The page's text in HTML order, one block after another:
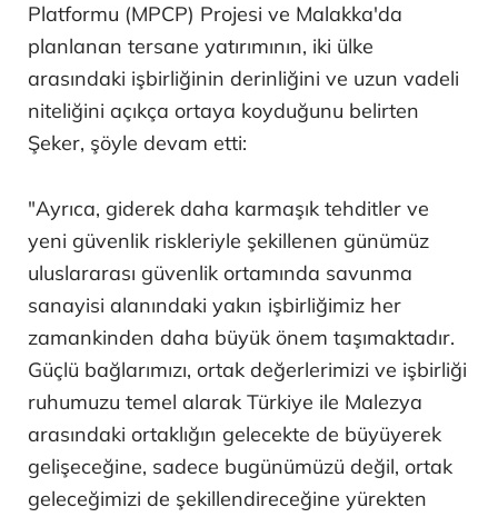
Platformu (MPCP) Projesi ve Malakka'da
planlanan tersane yatırımının, iki ülke
arasındaki işbirliğinin derinliğini ve uzun vadeli
niteliğini açıkça ortaya koyduğunu belirten
Şeker, şöyle devam etti:
"Ayrıca, giderek daha karmaşık tehditler ve
yeni güvenlik riskleriyle şekillenen günümüz
uluslararası güvenlik ortamında savunma
sanayisi alanındaki yakın işbirliğimiz her
zamankinden daha büyük önem taşımaktadır.
Güçlü bağlarımızı, ortak değerlerimizi ve işbirliği
ruhumuzu temel alarak Türkiye ile Malezya
arasındaki ortaklığın gelecekte de büyüyerek
gelişeceğine, sadece bugünümüzü değil, ortak
geleceğimizi de şekillendireceğine yürekten